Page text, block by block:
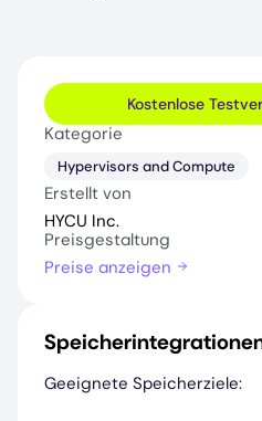
Kostenlose
Kategorie
Hypervisors and Compute
Erstellt von
HYCU Inc.
Preisgestaltung
Preise anzeigen
Geeignete Speicherziele: